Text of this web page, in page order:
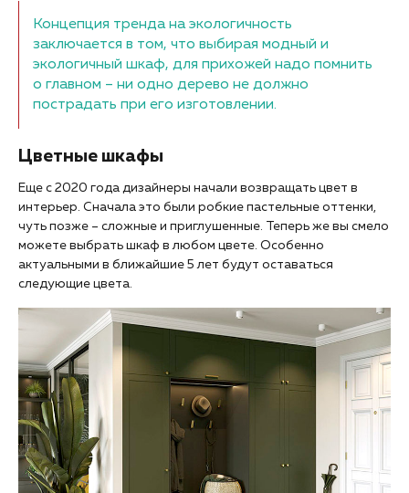
Концепция тренда на экологичность
заключается в том, что выбирая модный и
экологичный шкаф, для прихожей надо помнить
о главном – ни одно дерево не должно
пострадать при его изготовлении.
Цветные шкафы
Еще с 2020 года дизайнеры начали возвращать цвет в
интерьер. Сначала это были робкие пастельные оттенки,
чуть позже – сложные и приглушенные. Теперь же вы смело
можете выбрать шкаф в любом цвете. Особенно
актуальными в ближайшие 5 лет будут оставаться
следующие цвета.